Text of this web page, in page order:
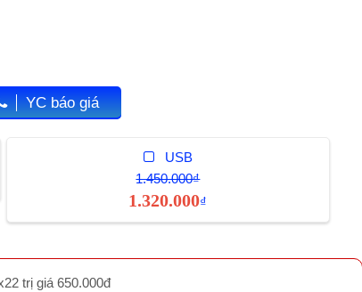
YC báo giá
USB
1.450.000₫
1.320.000₫
trị giá 650.000đ